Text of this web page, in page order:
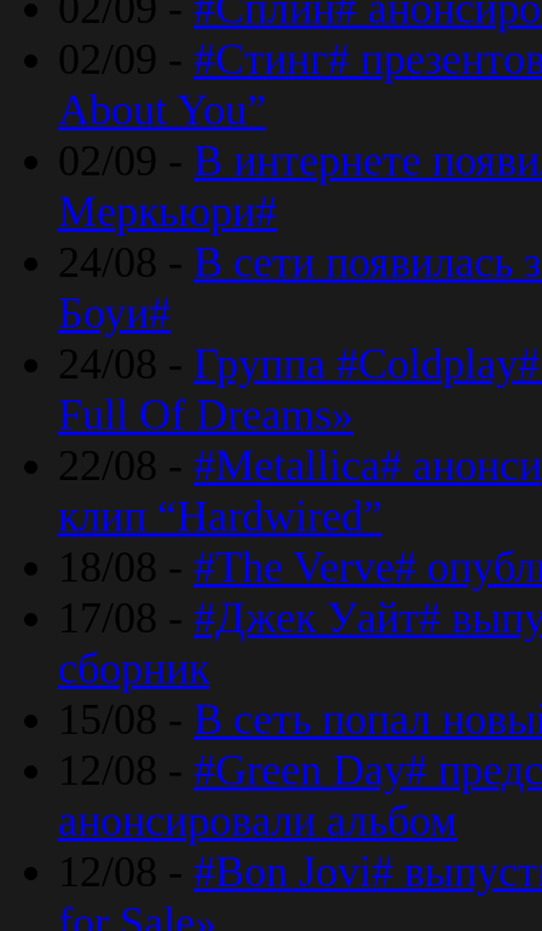
02/09 - #Стинг#
About You”
02/09 - В интернете
Меркьюри#
24/08 - В сети появилась
Боуи#
24/08 - Группа
Full Of Dreams»
22/08 - #Metallica#
клип “Hardwired”
18/08 - #The Verve#
17/08 - #Джек Уайт#
сборник
15/08 - В сеть попал
12/08 - #Green Day#
анонсировали альбом
12/08 - #Bon Jovi#